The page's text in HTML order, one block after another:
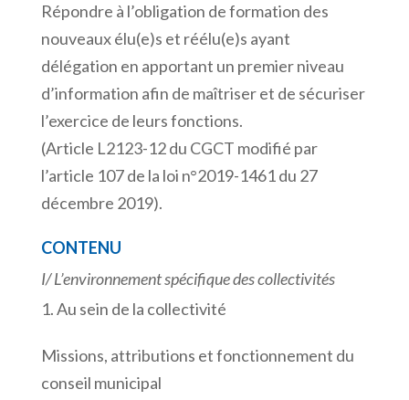
Répondre à l’obligation de formation des
nouveaux élu(e)s et réélu(e)s ayant
délégation en apportant un premier niveau
d’information afin de maîtriser et de sécuriser
l’exercice de leurs fonctions.
(Article L2123-12 du CGCT modifié par
l’article 107 de la loi n°2019-1461 du 27
décembre 2019).
CONTENU
I/L’environnementspécifiquedescollectivités
Au sein de la collectivité
Missions, attributions et fonctionnement du
conseil municipal